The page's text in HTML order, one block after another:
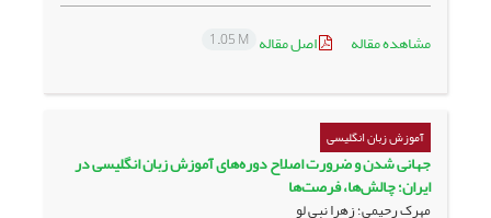
مشاهده مقاله اصل مقاله 1.05 M
آموزش زبان انگلیسی
جهانی شدن و ضرورت اصلاح دوره‌های آموزش زبان انگلیسی در
ایران؛ چالش‌ها، فرصت‌ها
مهرک رحیمی؛ زهرا نبی لو